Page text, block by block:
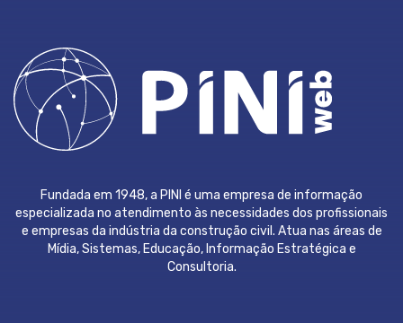
Fundada em 1948, a PINI é uma empresa de informação
especializada no atendimento às necessidades dos profissionais
e empresas da indústria da construção civil. Atua nas áreas de
Mídia, Sistemas, Educação, Informação Estratégica e
Consultoria.